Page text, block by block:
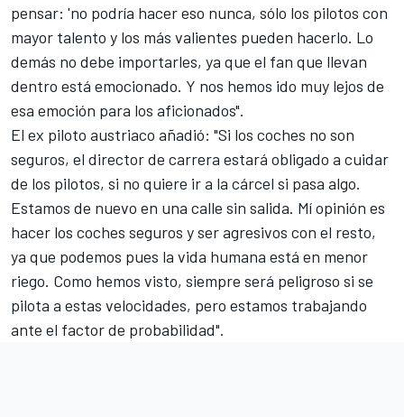
pensar: 'no podría hacer eso nunca, sólo los pilotos con
mayor talento y los más valientes pueden hacerlo. Lo
demás no debe importarles, ya que el fan que llevan
dentro está emocionado. Y nos hemos ido muy lejos de
esa emoción para los aficionados".
El ex piloto austriaco añadió: "Si los coches no son
seguros, el director de carrera estará obligado a cuidar
de los pilotos, si no quiere ir a la cárcel si pasa algo.
Estamos de nuevo en una calle sin salida. Mí opinión es
hacer los coches seguros y ser agresivos con el resto,
ya que podemos pues la vida humana está en menor
riego. Como hemos visto, siempre será peligroso si se
pilota a estas velocidades, pero estamos trabajando
ante el factor de probabilidad".